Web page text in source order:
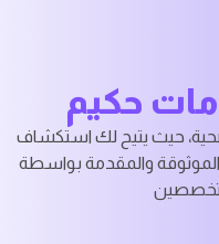
حكيم
حيث يتيح لك استكشاف
والمقدمة بواسطة